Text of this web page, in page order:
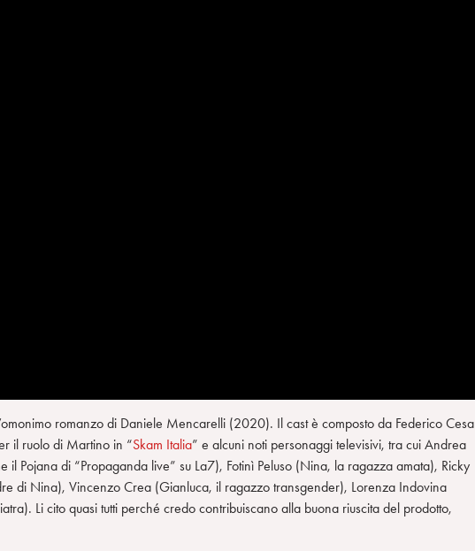
romanzo di Daniele Mencarelli (2020). Il cast è composto da Federico
il ruolo di Martino in “Skam Italia” e alcuni noti personaggi televisivi, tra cui Andrea
Pojana di “Propaganda live” su La7), Fotinì Peluso (Nina, la ragazza amata), Ricky
di Nina), Vincenzo Crea (Gianluca, il ragazzo transgender), Lorenza Indovina
Li cito quasi tutti perché credo contribuiscano alla buona riuscita del prodotto,